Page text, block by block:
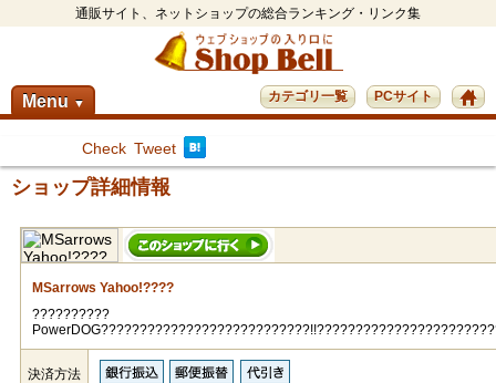
通販サイト、ネットショップの総合ランキング・リンク集
Menu ▼ PCサイト
カテゴリ一覧
Check Tweet
ショップ詳細情報
MSarrows Yahoo!????
??????????
決済方法